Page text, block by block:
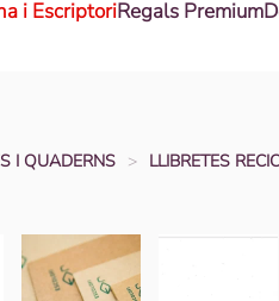
i EscriptoriRegals Premium
I QUADERNS LLIBRETES